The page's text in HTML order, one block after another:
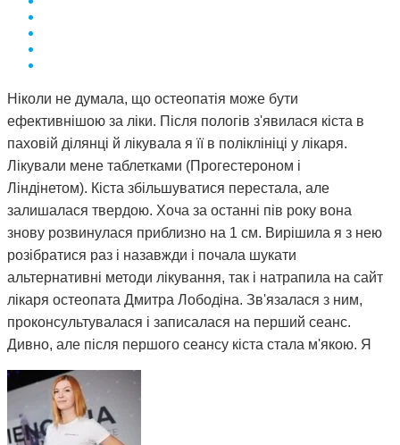
Ніколи не думала, що остеопатія може бути
ефективнішою за ліки. Після пологів з'явилася кіста в
паховій ділянці й лікувала я її в поліклініці у лікаря.
Лікували мене таблетками (Прогестероном і
Ліндінетом). Кіста збільшуватися перестала, але
залишалася твердою. Хоча за останні пів року вона
знову розвинулася приблизно на 1 см. Вирішила я з нею
розібратися раз і назавжди і почала шукати
альтернативні методи лікування, так і натрапила на сайт
лікаря остеопата Дмитра Лободіна. Зв'язалася з ним,
проконсультувалася і записалася на перший сеанс.
Дивно, але після першого сеансу кіста стала м'якою. Я
почала відвідувати сеанси за призначенням Дмитра і
через 3 місяці вона повністю розсмокталася. Як це
працює, взагалі не розумію. Те, чого ліки не змогли
зробити за півтора року, зміг зробити Дмитро і за такий